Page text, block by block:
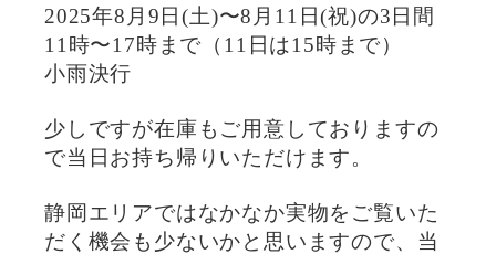
2025年8月9日(土)〜8月11日(祝)の3日間
11時〜17時まで（11日は15時まで）
小雨決行
少しですが在庫もご用意しておりますの
で当日お持ち帰りいただけます。
静岡エリアではなかなか実物をご覧いた
だく機会も少ないかと思いますので、当